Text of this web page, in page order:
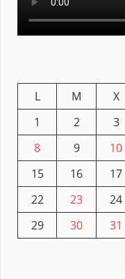
L
M X
1
2 3
8
9 10
15
16 17
22
23 24
29
30 31